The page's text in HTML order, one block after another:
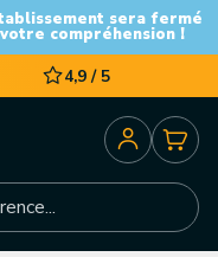
sera fermé
compréhension !
4,9 / 5